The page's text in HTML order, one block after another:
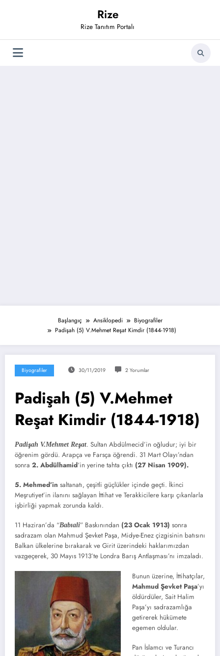
Rize
Rize Tanıtım Portalı
Başlangıç Ansiklopedi
Biyografiler
Padişah (5) V.Mehmet Reşat Kimdir (1844-1918)
Biyografiler 30/11/2019 2 Yorumlar
Padişah (5) V.Mehmet
Reşat Kimdir (1844-1918)
Padişah V.Mehmet Reşat. Sultan Abdülmecid’in oğludur; iyi bir
öğrenim gördü. Arapça ve Farsça öğrendi. 31 Mart Olayı’ndan
sonra 2. Abdülhamid‘in yerine tahta çıktı (27 Nisan 1909).
5. Mehmed’in saltanatı, çeşitli güçlükler içinde geçti. İkinci
Meşrutiyet’in ilanını sağlayan İttihat ve Terakkicilere karşı çıkanlarla
işbirliği yapmak zorunda kaldı.
11 Haziran’da “Babıali” Baskınından (23 Ocak 1913) sonra
sadrazam olan Mahmud Şevket Paşa, Midye-Enez çizgisinin batısını
Balkan ülkelerine bırakarak ve Girit üzerindeki haklarımızdan
vazgeçerek, 30 Mayıs 1913’te Londra Barış Antlaşması’nı imzaladı.
Bunun üzerine, İttihatçılar,
Mahmud Şevket Paşa’yı
öldürdüler, Sait Halim
Paşa’yı sadrazamlığa
getirerek hükümete
egemen oldular.
Pan İslamcı ve Turancı